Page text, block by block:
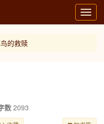
的救赎
数2093